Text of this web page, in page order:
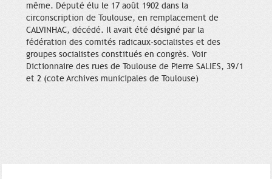
même. Député élu le 17 août 1902 dans la
circonscription de Toulouse, en remplacement de
CALVINHAC, décédé. Il avait été désigné par la
fédération des comités radicaux-socialistes et des
groupes socialistes constitués en congrès. Voir
Dictionnaire des rues de Toulouse de Pierre SALIES, 39/1
et 2 (cote Archives municipales de Toulouse)